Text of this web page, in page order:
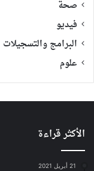
صحة
فيديو
البرامج والتسجيلات
علوم
الأكثر قراءة
21 أبريل 2021